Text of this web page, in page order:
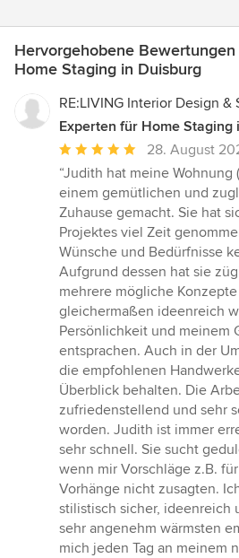
Hervorgehobene
Home Staging in Duisburg
RE:LIVING Interior Design &
Experten für Home Staging
Durchschnittliche
Bewertung:
5
von
5
Sternen
28. August
“Judith hat meine Wohnung
einem gemütlichen und
Zuhause gemacht. Sie hat
Projektes viel Zeit
Wünsche und Bedürfnisse
Aufgrund dessen hat sie
mehrere mögliche
gleichermaßen ideenreich
Persönlichkeit und meinem
entsprachen. Auch in der
die empfohlenen
Überblick behalten. Die
zufriedenstellend und sehr
worden. Judith ist immer
sehr schnell. Sie sucht
wenn mir Vorschläge z.B.
Vorhänge nicht zusagten.
stilistisch sicher, ideenreich
sehr angenehm wärmsten
mich jeden Tag an meinem